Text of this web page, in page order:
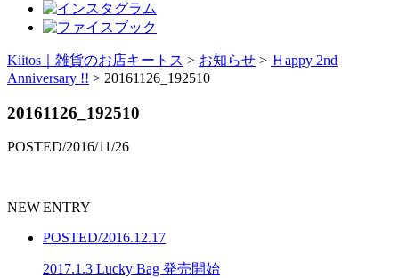
Kiitos｜雑貨のお店キートス > お知らせ > Ｈappy 2nd
Anniversary !! > 20161126_192510
20161126_192510
POSTED/2016/11/26
NEW ENTRY
POSTED/2016.12.17
2017.1.3 Lucky Bag 発売開始